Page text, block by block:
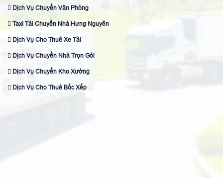
Dịch Vụ Chuyển Văn Phòng
Taxi Tải Chuyển Nhà Hưng Nguyên
Dịch Vụ Cho Thuê Xe Tải
Dịch Vụ Chuyển Nhà Trọn Gói
Dịch Vụ Chuyển Kho Xưởng
Dịch Vụ Cho Thuê Bốc Xếp